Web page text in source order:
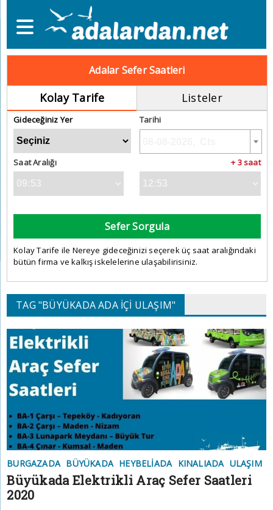
Adalar Sefer Saatleri
Kolay Tarife Listeler
Gideceğiniz Yer Tarihi
Saat Aralığı + 3 saat
Sefer Sorgula
Kolay Tarife ile Nereye gideceğinizi seçerek üç saat aralığındaki
bütün firma ve kalkış iskelelerine ulaşabilirisiniz.
TAG "BÜYÜKADA ADA IÇI ULAŞIM"
BURGAZADA BÜYÜKADA HEYBELIADA KINALIADA ULAŞIM
Büyükada Elektrikli Araç Sefer Saatleri
2020